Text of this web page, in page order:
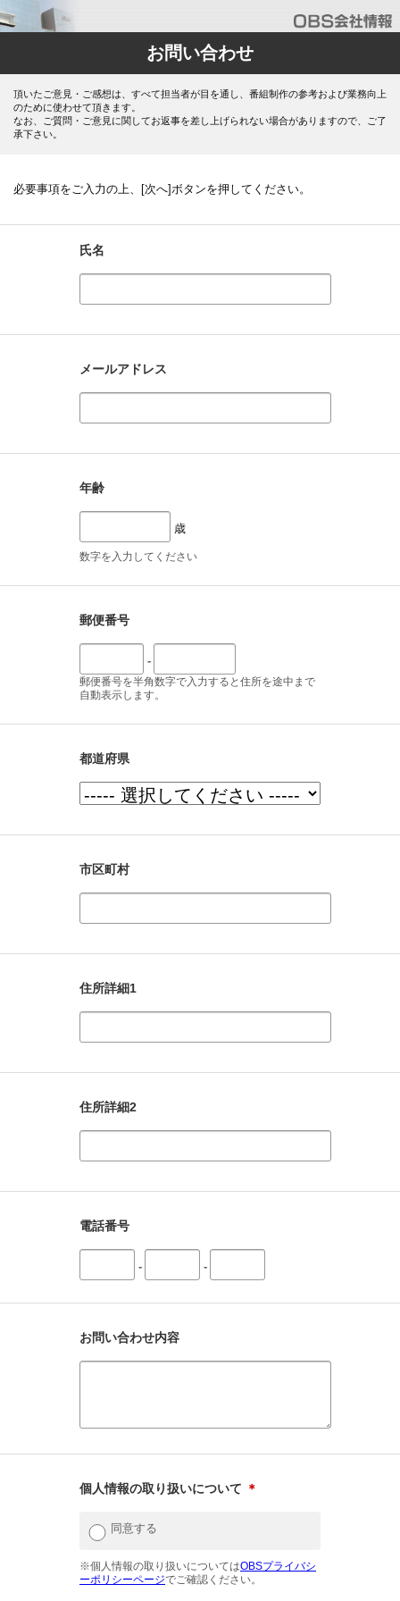
お問い合わせ
頂いたご意見・ご感想は、すべて担当者が目を通し、番組制作の参考および業務向上
のために使わせて頂きます。
なお、ご質問・ご意見に関してお返事を差し上げられない場合がありますので、ご了
承下さい。
必要事項をご入力の上、[次へ]ボタンを押してください。
氏名
メールアドレス
年齢
歳
数字を入力してください
郵便番号
-
郵便番号を半角数字で入力すると住所を途中まで
自動表示します。
都道府県
市区町村
住所詳細1
住所詳細2
電話番号
- -
お問い合わせ内容
個人情報の取り扱いについて ＊
同意する
※個人情報の取り扱いについてはOBSプライバシ
ーポリシーページでご確認ください。